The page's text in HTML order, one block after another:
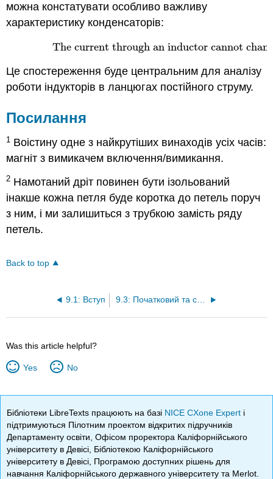
можна констатувати особливо важливу
характеристику конденсаторів:
The current through an inductor cannot
(9.2.10) The current through an inductor cannot
Це спостереження буде центральним для аналізу
роботи індукторів в ланцюгах постійного струму.
Посилання
1 Воістину одне з найкрутіших винаходів усіх часів:
магніт з вимикачем включення/вимикання.
2 Намотаний дріт повинен бути ізольований
інакше кожна петля буде коротка до петель поруч
з ним, і ми залишиться з трубкою замість ряду
петель.
Back to top
9.1: Вступ 9.3: Початковий та сталий аналіз ланцюгів RL
Was this article helpful?
Yes No
Бібліотеки LibreTexts працюють на базі NICE CXone Expert і
підтримуються Пілотним проектом відкритих підручників
Департаменту освіти, Офісом проректора Каліфорнійського
університету в Девісі, Бібліотекою Каліфорнійського
університету в Девісі, Програмою доступних рішень для
навчання Каліфорнійського державного університету та Merlot.